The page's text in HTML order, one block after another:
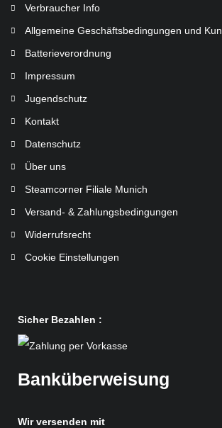
Verbraucher Info
Allgemeine Geschäftsbedingungen und
Batterieverordnung
Impressum
Jugendschutz
Kontakt
Datenschutz
Über uns
Steamcorner Filiale Munich
Versand- & Zahlungsbedingungen
Widerrufsrecht
Cookie Einstellungen
Sicher Bezahlen :
Banküberweisung
Wir versenden mit